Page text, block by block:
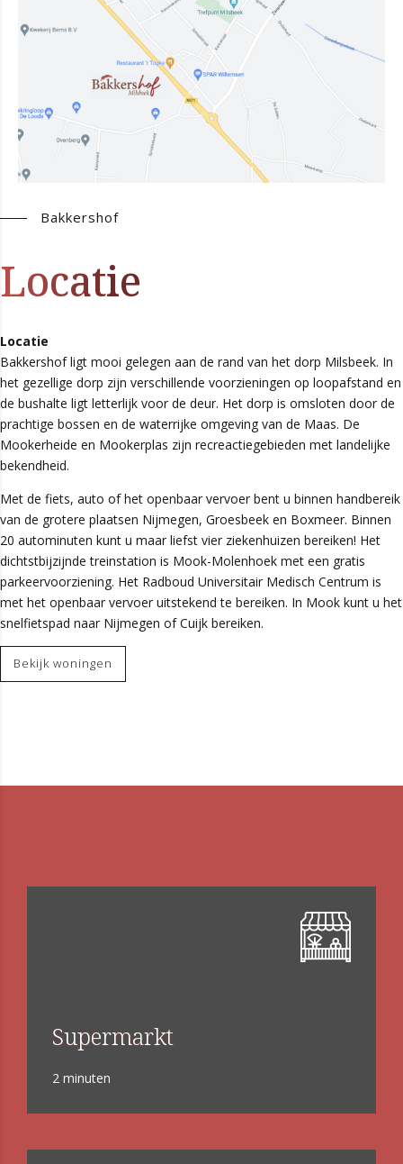
Bakkershof
Locatie
Locatie
Bakkershof ligt mooi gelegen aan de rand van het dorp Milsbeek. In
het gezellige dorp zijn verschillende voorzieningen op loopafstand en
de bushalte ligt letterlijk voor de deur. Het dorp is omsloten door de
prachtige bossen en de waterrijke omgeving van de Maas. De
Mookerheide en Mookerplas zijn recreactiegebieden met landelijke
bekendheid.
Met de fiets, auto of het openbaar vervoer bent u binnen handbereik
van de grotere plaatsen Nijmegen, Groesbeek en Boxmeer. Binnen
20 autominuten kunt u maar liefst vier ziekenhuizen bereiken! Het
dichtstbijzijnde treinstation is Mook-Molenhoek met een gratis
parkeervoorziening. Het Radboud Universitair Medisch Centrum is
met het openbaar vervoer uitstekend te bereiken. In Mook kunt u het
snelfietspad naar Nijmegen of Cuijk bereiken.
Bekijk woningen
Supermarkt
2 minuten